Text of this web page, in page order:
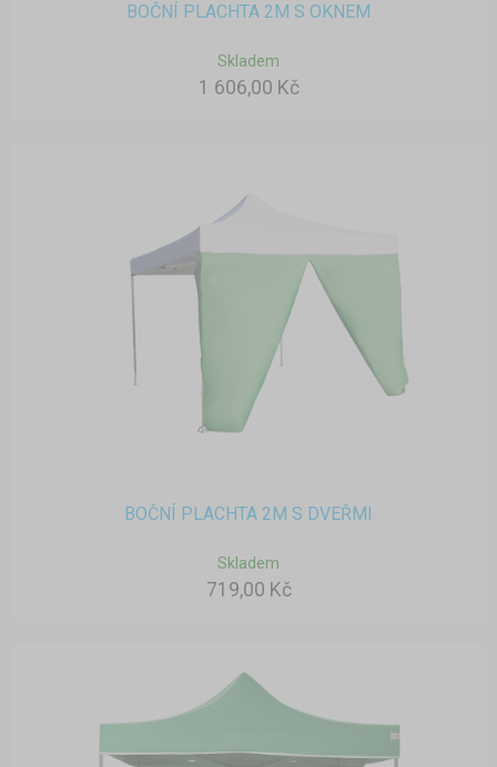
BOČNÍ PLACHTA 2M S OKNEM
Skladem
1 606,00 Kč
BOČNÍ PLACHTA 2M S DVEŘMI
Skladem
719,00 Kč